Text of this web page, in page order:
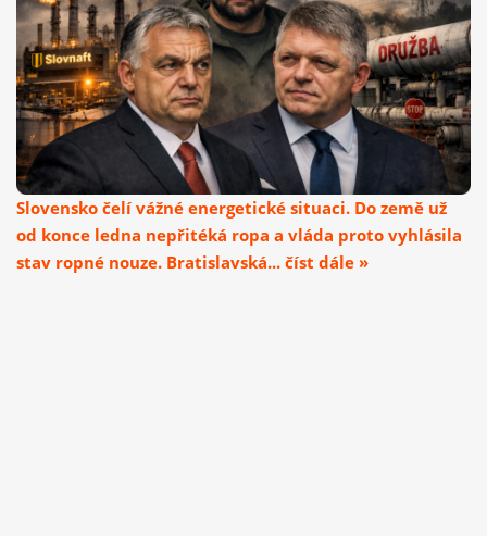
Slovensko čelí vážné energetické situaci. Do země už
od konce ledna nepřitéká ropa a vláda proto vyhlásila
stav ropné nouze. Bratislavská... číst dále »